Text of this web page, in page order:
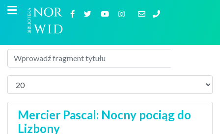
Mercier Pascal: Nocny pociąg do
Lizbony